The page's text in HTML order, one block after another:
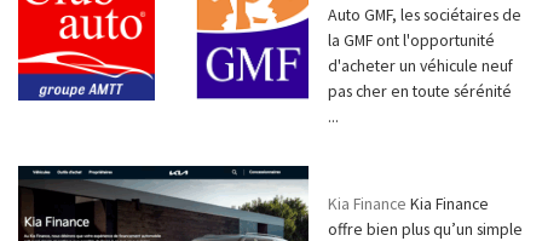
Auto GMF, les sociétaires de
la GMF ont l'opportunité
d'acheter un véhicule neuf
pas cher en toute sérénité
...
Kia Finance Kia Finance
offre bien plus qu’un simple